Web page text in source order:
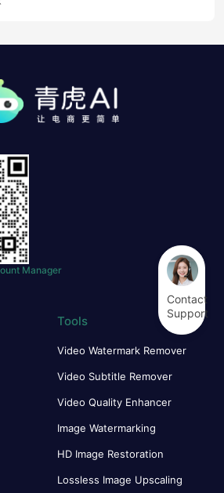
Manager
Tools
Video Watermark Remover
Video Subtitle Remover
Video Quality Enhancer
Image Watermarking
HD Image Restoration
Lossless Image Upscaling
Contact
Support